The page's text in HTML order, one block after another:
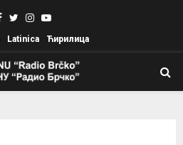
Facebook
TwitterInstagram
Youtube
Latinica Ћирилица